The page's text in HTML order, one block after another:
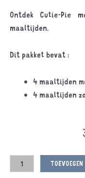
Ontdek Cutie-Pie
maaltijden.
Dit pakket bevat :
4 maaltijden
4 maaltijden